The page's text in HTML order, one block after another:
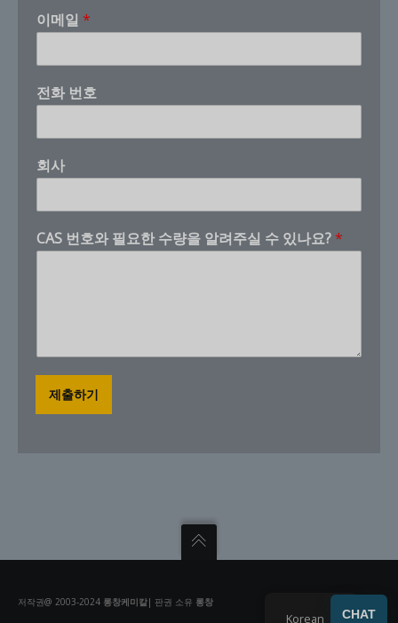
C
A
이
메
일
m
i
이메일 *
전화 번호
회사
CAS 번호와 필요한 수량을 알려주실 수 있나요? *
제출하기
저작권@ 2003-2024 롱창케미칼| 판권 소유 롱창
Korean CHAT